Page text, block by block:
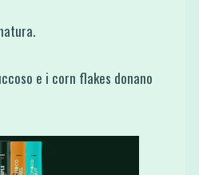
e i corn flakes donano